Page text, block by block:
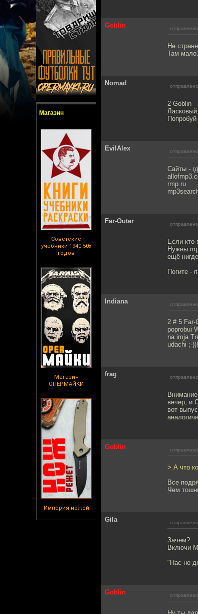
Магазин
Советские
учебники 1940-50х
годов
Магазин
ОПЕРМАЙКИ
Империя ножей
Goblin
Не
Там мало.
Nomad
2 Goblin
EvilAlex
Сайты -
rmp.ru
Far-Outer
Если кто
Нужны
ещё
Погите -
Indiana
2 # 5 Far-
poprobui
na imja
udachi ;-
frag
вечер, и
вот
Goblin
> А что
Все
Чем
Gila
Зачем?
Включи
"Нас не
Goblin